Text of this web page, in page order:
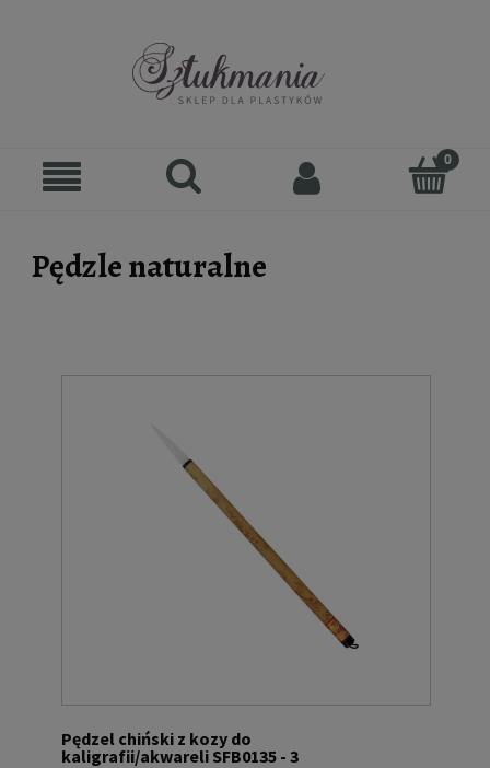
Pędzle naturalne
Pędzel chiński z kozy do
kaligrafii/akwareli SFB0135 - 3